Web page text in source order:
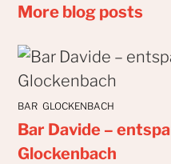
More blog posts
BAR GLOCKENBACH
Bar Davide –
Glockenbach